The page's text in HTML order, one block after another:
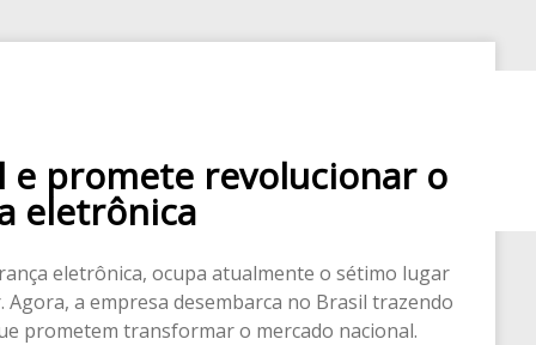
e promete revolucionar o
eletrônica
eletrônica, ocupa atualmente o sétimo lugar
a empresa desembarca no Brasil trazendo
prometem transformar o mercado nacional.